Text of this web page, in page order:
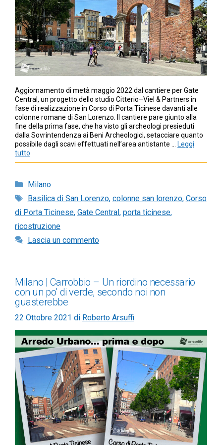
Aggiornamento di metà maggio 2022 dal cantiere per Gate
Central, un progetto dello studio Citterio–Viel & Partners in
fase di realizzazione in Corso di Porta Ticinese davanti alle
colonne romane di San Lorenzo. Il cantiere pare giunto alla
fine della prima fase, che ha visto gli archeologi presieduti
dalla Sovrintendenza ai Beni Archeologici, setacciare quanto
possibile dagli scavi effettuati nell’area antistante … Leggi
tutto
Categorie
Milano
Tag
Basilica di San Lorenzo, colonne san lorenzo, Corso
di Porta Ticinese, Gate Central, porta ticinese,
ricostruzione
Lascia un commento
Milano | Carrobbio – Un riordino necessario
con un po’ di verde, secondo noi non
guasterebbe
22 Ottobre 2021 di Roberto Arsuffi